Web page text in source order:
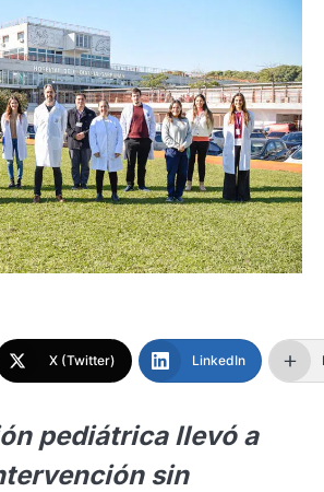
X (Twitter) LinkedIn
pediátrica llevó a
sin